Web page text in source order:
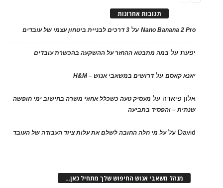
תגובות אחרונות
Nano Banana 2 Proעל 3 דרכים לבניית ביטחון עצמי של עובדים
יפעתעל במה מתבטא ההחזר על ההשקעה בהכשרת עובדים
יאנא קאסםעלדרושים במשאבי אנוש – H&M
אלון פיאדה על מעסיק טעה כשכלל אחוזי משרה בחישוב ימי חופשה
שנתית – והפסיד בתביעה
David עלעל מי חלה החובה לשלם את עלות ציוד העבודה של העובד
מנהל משאבי אנוש החיפוש שלך מתחיל כאן…